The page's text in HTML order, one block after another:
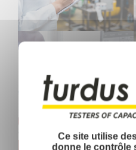
Ce site utilise
donne le contrôle